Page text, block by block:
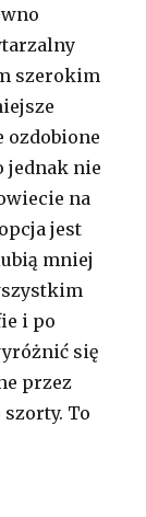
szerokim
ozdobione
jednak nie
na
jest
mniej
i po
się
przez
To